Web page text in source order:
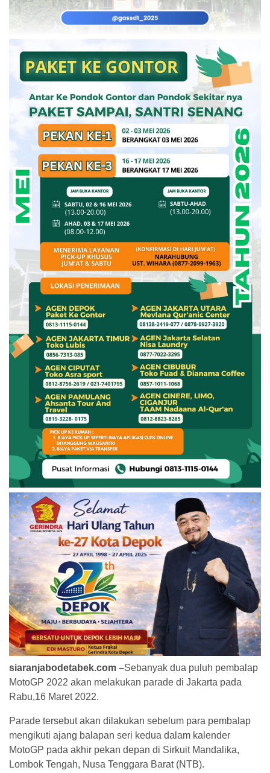
siaranjabodetabek.com –Sebanyak dua puluh pembalap
MotoGP 2022 akan melakukan parade di Jakarta pada
Rabu,16 Maret 2022.
Parade tersebut akan dilakukan sebelum para pembalap
mengikuti ajang balapan seri kedua dalam kalender
MotoGP pada akhir pekan depan di Sirkuit Mandalika,
Lombok Tengah, Nusa Tenggara Barat (NTB).